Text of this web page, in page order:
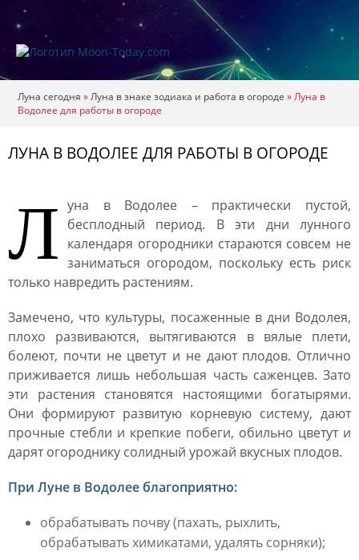
Луна сегодня »Луна в знаке зодиака и работа в огороде »Луна в
Водолее для работы в огороде
ЛУНА В ВОДОЛЕЕ ДЛЯ РАБОТЫ В ОГОРОДЕ
Л уна в Водолее – практически пустой,
бесплодный период. В эти дни лунного
календаря огородники стараются совсем не
заниматься огородом, поскольку есть риск
только навредить растениям.
Замечено, что культуры, посаженные в дни Водолея,
плохо развиваются, вытягиваются в вялые плети,
болеют, почти не цветут и не дают плодов. Отлично
приживается лишь небольшая часть саженцев. Зато
эти растения становятся настоящими богатырями.
Они формируют развитую корневую систему, дают
прочные стебли и крепкие побеги, обильно цветут и
дарят огороднику солидный урожай вкусных плодов.
При Луне в Водолее благоприятно:
обрабатывать почву (пахать, рыхлить,
обрабатывать химикатами, удалять сорняки);